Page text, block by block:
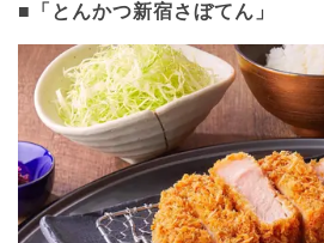
■「とんかつ新宿さぼてん」